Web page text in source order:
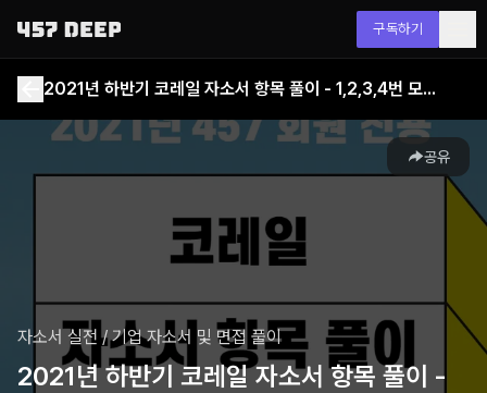
구독하기
2021년 하반기 코레일 자소서 항목 풀이 - 1,2,3,4번 모두 업데이트
공유
자소서 실전 /기업 자소서 및 면접 풀이
2021년 하반기 코레일 자소서 항목 풀이 -